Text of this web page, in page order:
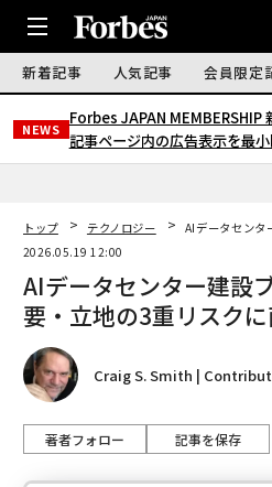
新着記事 人気記事 会員限定
NEWS
Forbes JAPAN MEMBERSHIP
記事ページ内の広告表示を最
トップ テクノロジー
AIデータセンタ
2026.05.19 12:00
AIデータセンター建設
要・立地の3重リスク
Craig S. Smith |
著者フォロー 記事を保存